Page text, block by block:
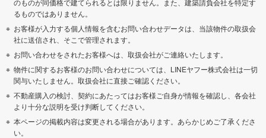
るものではありません。
お客様が入力する個人情報を含むお問い合わせデータは、当該物件の取扱会
社に送信され、そこで管理されます。
お問い合わせをされたお客様へは、取扱会社がご連絡いたします。
物件に関するお客様のお問い合わせについては、LINEヤフー株式会社は一切
関与いたしません。取扱会社に直接ご確認ください。
不動産購入の検討、契約にあたってはお客様ご自身が情報を確認し、各会社
より十分な説明を受け判断してください。
本ページの掲載内容は変更される場合があります。あらかじめご了承くださ
い。